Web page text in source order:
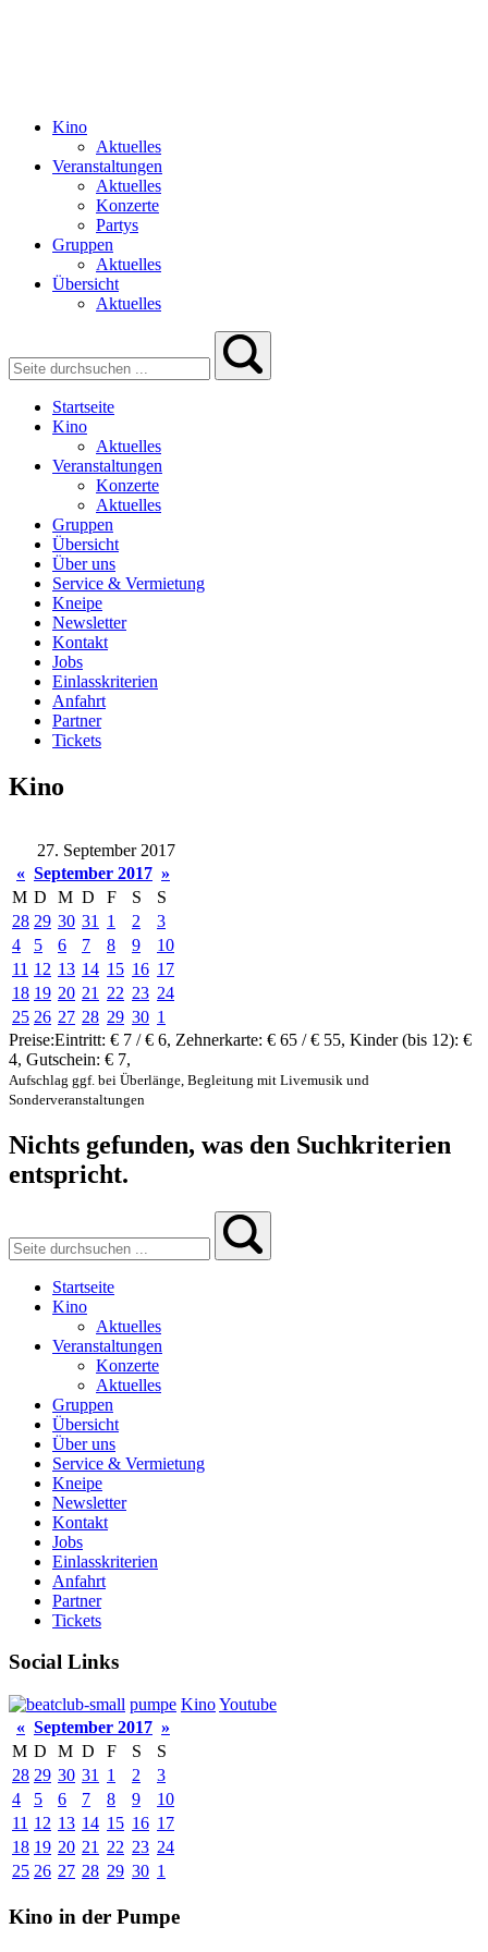
Kino
Aktuelles
Veranstaltungen
Aktuelles
Konzerte
Partys
Gruppen
Aktuelles
Übersicht
Aktuelles
Startseite
Kino
Aktuelles
Veranstaltungen
Konzerte
Aktuelles
Gruppen
Übersicht
Über uns
Service & Vermietung
Kneipe
Newsletter
Kontakt
Jobs
Einlasskriterien
Anfahrt
Partner
Tickets
Kino
27. September 2017
« September 2017 »
M D M D F S
S
28 29 30 31 1 2
3
4
5 6 7 8 9
10
11 12 13 14 15 16 17
18 19 20 21 22 23 24
25 26 27 28 29 30 1
Preise:Eintritt: € 7 / € 6, Zehnerkarte: € 65 / € 55, Kinder (bis 12): €
4, Gutschein: € 7,
Aufschlag ggf. bei Überlänge, Begleitung mit Livemusik und
Sonderveranstaltungen
Nichts gefunden, was den Suchkriterien
entspricht.
Startseite
Kino
Aktuelles
Veranstaltungen
Konzerte
Aktuelles
Gruppen
Übersicht
Über uns
Service & Vermietung
Kneipe
Newsletter
Kontakt
Jobs
Einlasskriterien
Anfahrt
Partner
Tickets
Social Links
pumpe KinoYoutube
« September 2017 »
M D M D F S
S
28 29 30 31 1 2
3
4
5 6 7 8 9
10
11 12 13 14 15 16 17
18 19 20 21 22 23 24
25 26 27 28 29 30 1
Kino in der Pumpe